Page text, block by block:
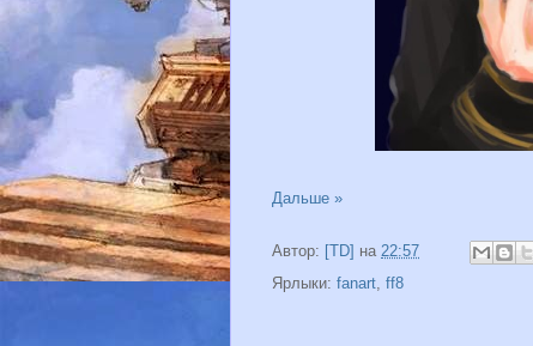
Дальше »
Автор: [TD] на 22:57
Ярлыки: fanart, ff8